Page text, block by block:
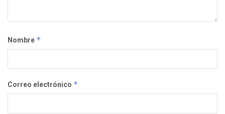
Nombre *
Correo electrónico *